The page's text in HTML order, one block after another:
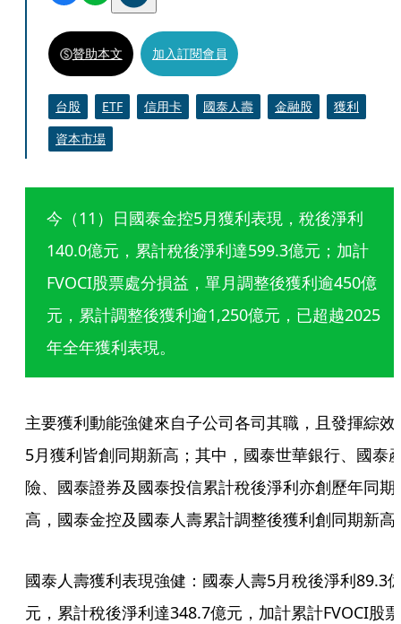
贊助本文 加入訂閱會員
台股 ETF 信用卡 國泰人壽 金融股
獲利
資本市場
今（11）日國泰金控5月獲利表現，稅後淨利
140.0億元，累計稅後淨利達599.3億元；加計
FVOCI股票處分損益，單月調整後獲利逾450億
元，累計調整後獲利逾1,250億元，已超越2025
年全年獲利表現。
主要獲利動能強健來自子公司各司其職，且發揮綜效
5月獲利皆創同期新高；其中，國泰世華銀行、國泰
險、國泰證券及國泰投信累計稅後淨利亦創歷年同期
高，國泰金控及國泰人壽累計調整後獲利創同期新高
國泰人壽獲利表現強健：國泰人壽5月稅後淨利89.3
元，累計稅後淨利達348.7億元，加計累計FVOCI股票